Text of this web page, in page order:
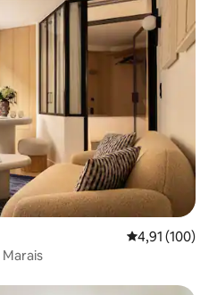
Gemiddelde
4,91 (100)